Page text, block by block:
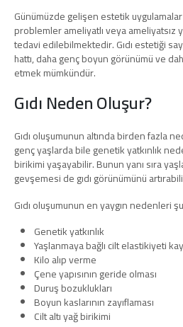
Günümüzde gelişen estetik
problemler ameliyatlı veya ameliyatsız
tedavi edilebilmektedir. Gıdı estetiği
hattı, daha genç boyun görünümü ve
etmek mümkündür.
Gıdı Neden Oluşur?
Gıdı oluşumunun altında birden fazla
genç yaşlarda bile genetik yatkınlık
birikimi yaşayabilir. Bunun yanı sıra
gevşemesi de gıdı görünümünü
Gıdı oluşumunun en yaygın nedenleri
Genetik yatkınlık
Yaşlanmaya bağlı cilt elastikiyeti
Kilo alıp verme
Çene yapısının geride olması
Duruş bozuklukları
Boyun kaslarının zayıflaması
Cilt altı yağ birikimi